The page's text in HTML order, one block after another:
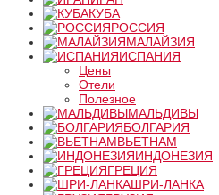
КУБА
РОССИЯ
МАЛАЙЗИЯ
ИСПАНИЯ
Цены
Отели
Полезное
МАЛЬДИВЫ
БОЛГАРИЯ
ВЬЕТНАМ
ИНДОНЕЗИЯ
ГРЕЦИЯ
ШРИ-ЛАНКА